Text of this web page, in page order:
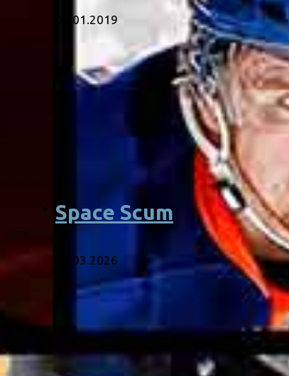
02.01.2019
Space Scum
12.03.2026